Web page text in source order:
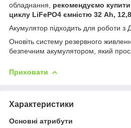
обладнання, рекомендуємо
циклу LiFePO4 ємністю 32 Ah,
Акумулятор підходить для роботи з
Оновіть систему резервного
безпечним акумулятором, який
Приховати
Характеристики
Основні атрибути